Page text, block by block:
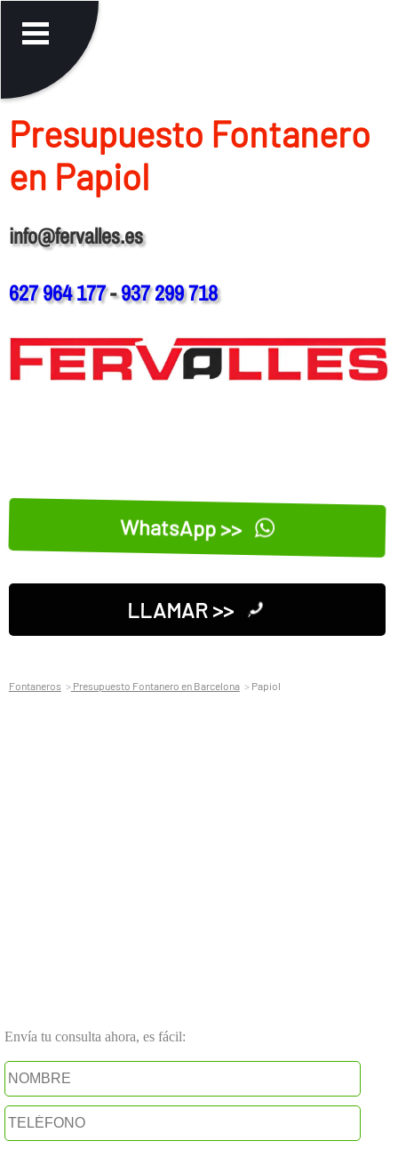
Presupuesto Fontanero
en Papiol
info@fervalles.es
627 964 177-937 299 718
WhatsApp >>
LLAMAR >>
Fontaneros Presupuesto Fontanero en Barcelona Papiol
Envía tu consulta ahora, es fácil: